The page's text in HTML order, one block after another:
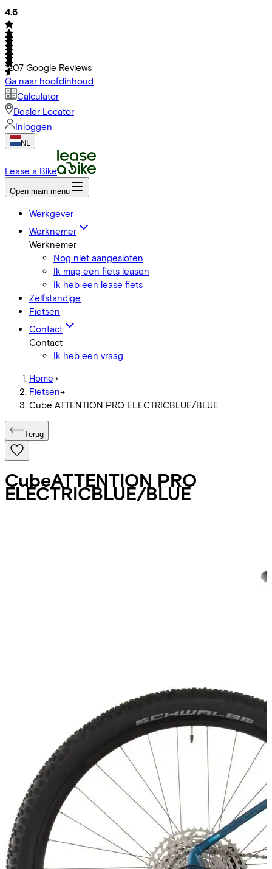
4.6
1207 Google Reviews
Ga naar hoofdinhoud
Calculator
Dealer Locator
Inloggen
NL
Lease a Bike
Open main menu
Werkgever
Werknemer
Werknemer
Nog niet aangesloten
Ik mag een fiets leasen
Ik heb een lease fiets
Zelfstandige
Fietsen
Contact
Contact
Ik heb een vraag
Home->
Fietsen->
Cube ATTENTION PRO ELECTRICBLUE/BLUE
Terug
CubeATTENTION PRO
ELECTRICBLUE/BLUE